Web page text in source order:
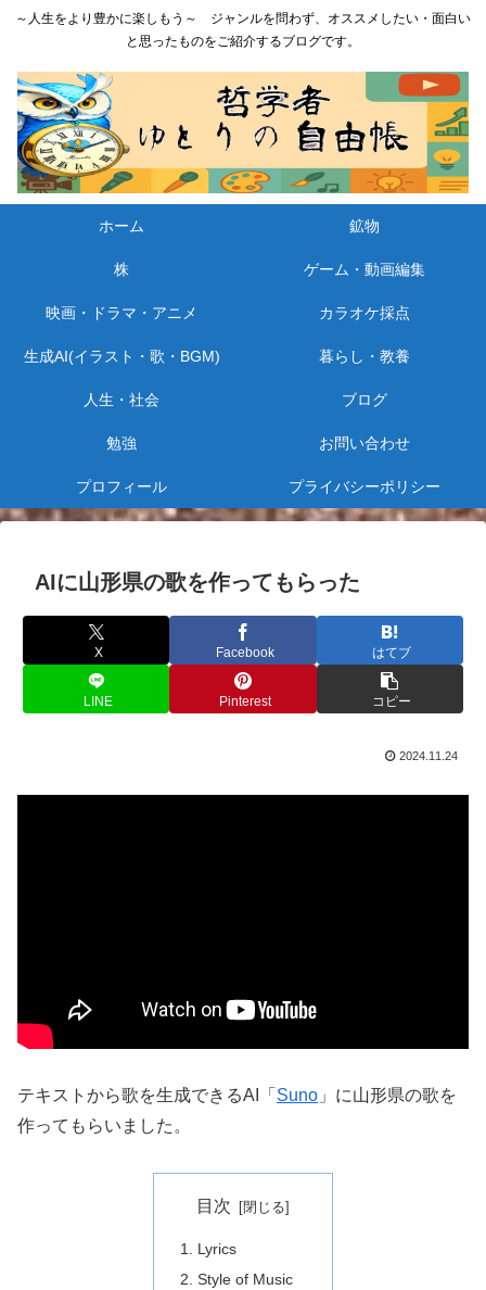
～人生をより豊かに楽しもう～ ジャンルを問わず、オススメしたい・面白い
と思ったものをご紹介するブログです。
ホーム 鉱物
株 ゲーム・動画編集
映画・ドラマ・アニメ カラオケ採点
生成AI(イラスト・歌・BGM) 暮らし・教養
人生・社会 ブログ
勉強 お問い合わせ
プロフィール プライバシーポリシー
AIに山形県の歌を作ってもらった
X Facebook はてブ
LINE Pinterest コピー
2024.11.24
テキストから歌を生成できるAI「 Suno 」に山形県の歌を
作ってもらいました。
目次
Lyrics
Style of Music